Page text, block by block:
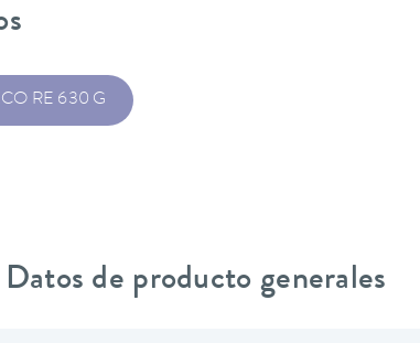
RE 630 G
de producto generales